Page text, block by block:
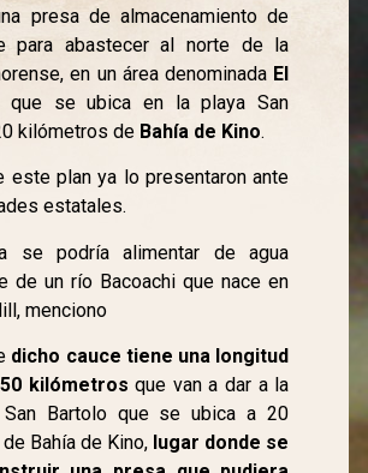
presa de almacenamiento de
para abastecer al norte de la
en un área denominada El
que se ubica en la playa San
kilómetros de Bahía de Kino.
este plan ya lo presentaron ante
estatales.
se podría alimentar de agua
de un río Bacoachi que nace en
menciono
dicho cauce tiene una longitud
kilómetros que van a dar a la
Bartolo que se ubica a 20
Bahía de Kino, lugar donde se